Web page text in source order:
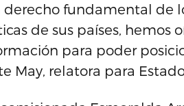
derecho fundamental de
de sus países, hemos
para poder
May, relatora para